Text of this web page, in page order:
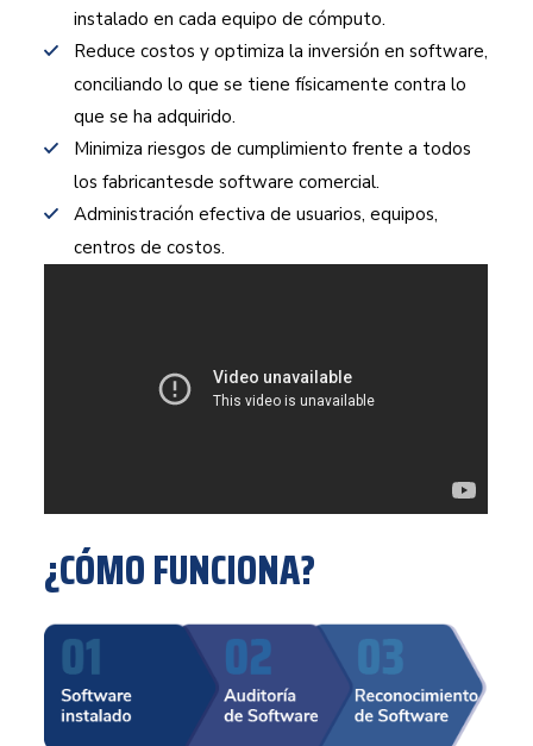
instalado en cada equipo de cómputo.
Reduce costos y optimiza la inversión en software,
conciliando lo que se tiene físicamente contra lo
que se ha adquirido.
Minimiza riesgos de cumplimiento frente a todos
los fabricantesde software comercial.
Administración efectiva de usuarios, equipos,
centros de costos.
¿CÓMO FUNCIONA?